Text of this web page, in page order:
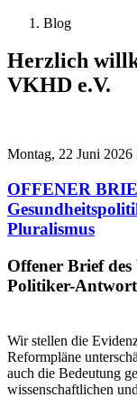
Blog
Herzlich
VKHD e.V.
Montag, 22 Juni 2026
OFFENER
Pluralismus
Offener Brief
Politiker-
Wir stellen die
Reformpläne
auch die Bedeutung
wissenschaftlichen